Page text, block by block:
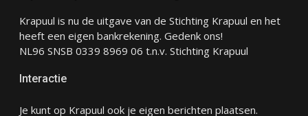
Krapuul is nu de uitgave van de Stichting Krapuul en het
heeft een eigen bankrekening. Gedenk ons!
NL96 SNSB 0339 8969 06 t.n.v. Stichting Krapuul
Interactie
Je kunt op Krapuul ook je eigen berichten plaatsen.